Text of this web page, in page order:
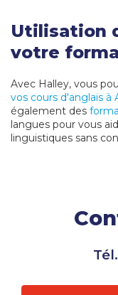
Utilisation
votre
Avec Halley, vous
vos cours d'anglais à
également des
langues pour vous
linguistiques sans
Tél.